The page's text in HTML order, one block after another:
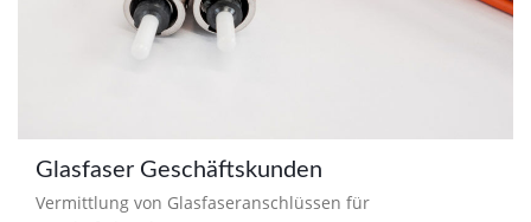
Glasfaser Geschäftskunden
Vermittlung von Glasfaseranschlüssen für